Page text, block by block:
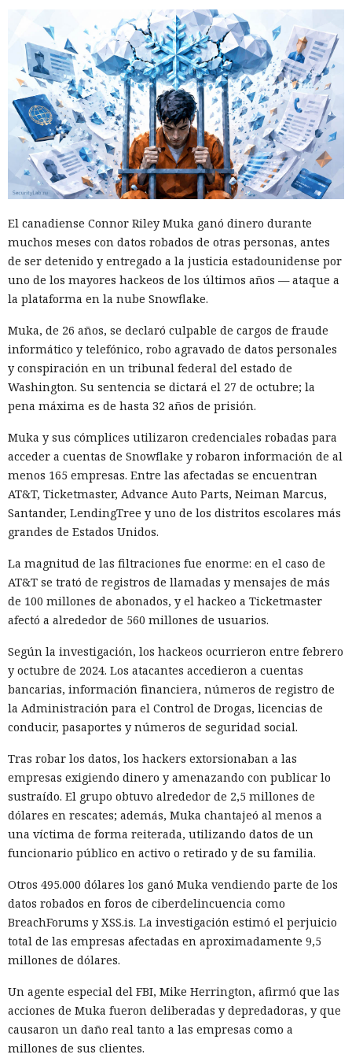
16.3 pulveriza los récords de
rendimiento.
12:01 / 07.08.2026
Ingenieros reducen en un 90% el consumo de memoria
RAM y aceleran la compilación 2,3 veces.
Los desarrolladores, que durante años soportaron fallos
repentinos de Node.js al compilar aplicaciones complejas,
pudieron respirar más tranquilos: salió una nueva versión
del framework de JavaScript Next.js, que promete librarlos
del conocido mensaje «FATAL ERROR». El equipo de Next.js
resentóla versión 16.3 — la primera actualización
importante desde octubre de 2025, que reduce el consumo
de memoria RAM en desarrollo hasta un 90% y, además,
La contribución principal a la economía de memoria la
aporta el empaquetador integrado Turbopack, que desde
2022 sustituye progresivamente a Webpack en el proyecto.
disco y el desplazamiento de datos no utilizados a disco. Una
instancia con 50 rutas (páginas separadas) ahora consume
alrededor de 840 megabytes en lugar de los anteriores 4,6
gigabytes — un ahorro de aproximadamente el 82%.
guardado antes de la compilación y recompila solo los
fragmentos de código que han cambiado. Según pruebas de
Vercel, una compilación de un proyecto que antes tardaba
21 segundos ahora se completa en 9,2 segundos — una
aceleración de 2,3 veces. El desplazamiento de memoria,
activado por defecto en modo de desarrollo, mueve los datos
carga y los vuelve a cargar cuando es necesario.
En modo experimental está disponible un nuevo
compilador de React escrito en Rust, integrado directamente
en Turbopack. Evita la configuración manual de la
Babel, y es capaz de reducir el tiempo de compilación en un
34% en arranque en frío y en un 46% en recompilación.
La mejora de rendimiento también afectó a la ejecución del
El canadiense Connor Riley Muka ganó dinero durante
muchos meses con datos robados de otras personas, antes
de ser detenido y entregado a la justicia estadounidense por
uno de los mayores hackeos de los últimos años — ataque a
la plataforma en la nube Snowflake.
Muka, de 26 años, se declaró culpable de cargos de fraude
informático y telefónico, robo agravado de datos personales
y conspiración en un tribunal federal del estado de
Washington. Su sentencia se dictará el 27 de octubre; la
pena máxima es de hasta 32 años de prisión.
Muka y sus cómplices utilizaron credenciales robadas para
acceder a cuentas de Snowflake y robaron información de al
menos 165 empresas. Entre las afectadas se encuentran
AT&T, Ticketmaster, Advance Auto Parts, Neiman Marcus,
Santander, LendingTree y uno de los distritos escolares más
grandes de Estados Unidos.
La magnitud de las filtraciones fue enorme: en el caso de
AT&T se trató de registros de llamadas y mensajes de más
de 100 millones de abonados, y el hackeo a Ticketmaster
afectó a alrededor de 560 millones de usuarios.
Según la investigación, los hackeos ocurrieron entre febrero
y octubre de 2024. Los atacantes accedieron a cuentas
bancarias, información financiera, números de registro de
la Administración para el Control de Drogas, licencias de
conducir, pasaportes y números de seguridad social.
Tras robar los datos, los hackers extorsionaban a las
empresas exigiendo dinero y amenazando con publicar lo
sustraído. El grupo obtuvo alrededor de 2,5 millones de
dólares en rescates; además, Muka chantajeó al menos a
una víctima de forma reiterada, utilizando datos de un
funcionario público en activo o retirado y de su familia.
Otros 495.000 dólares los ganó Muka vendiendo parte de los
datos robados en foros de ciberdelincuencia como
BreachForums y XSS.is. La investigación estimó el perjuicio
total de las empresas afectadas en aproximadamente 9,5
millones de dólares.
Un agente especial del FBI, Mike Herrington, afirmó que las
acciones de Muka fueron deliberadas y depredadoras, y que
causaron un daño real tanto a las empresas como a
millones de sus clientes.